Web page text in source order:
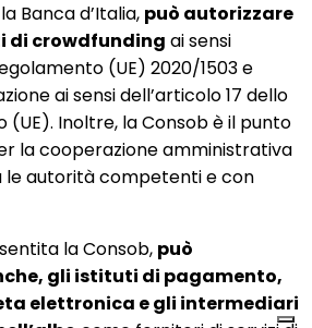
Banca d’Italia, può autorizzare
di crowdfunding ai sensi
(UE) 2020/1503 e
ai sensi dell’articolo 17 dello
Inoltre, la Consob è il punto
la cooperazione amministrativa
autorità competenti e con
la Consob, può
gli istituti di pagamento,
elettronica e gli intermediari